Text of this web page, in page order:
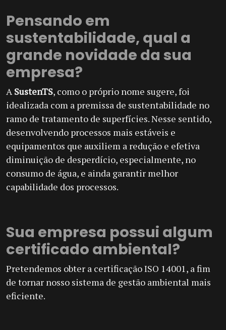
Pensando em
sustentabilidade, qual a
grande novidade da sua
empresa?
A SustenTS, como o próprio nome sugere, foi
idealizada com a premissa de sustentabilidade no
ramo de tratamento de superfícies. Nesse sentido,
desenvolvendo processos mais estáveis e
equipamentos que auxiliem a redução e efetiva
diminuição de desperdício, especialmente, no
consumo de água, e ainda garantir melhor
capabilidade dos processos.
Sua empresa possui algum
certificado ambiental?
Pretendemos obter a certificação ISO 14001, a fim
de tornar nosso sistema de gestão ambiental mais
eficiente.